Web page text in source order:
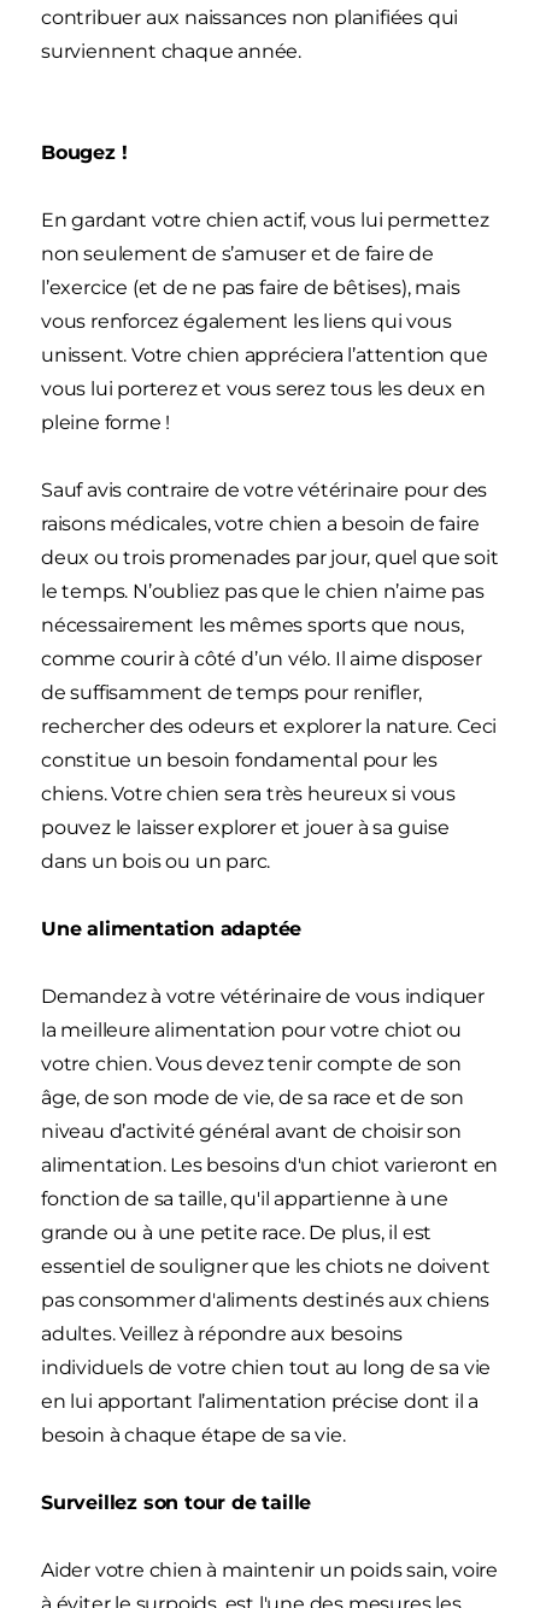
contribuer aux naissances non planifiées qui
surviennent chaque année.
Bougez !
En gardant votre chien actif, vous lui permettez
non seulement de s’amuser et de faire de
l’exercice (et de ne pas faire de bêtises), mais
vous renforcez également les liens qui vous
unissent. Votre chien appréciera l’attention que
vous lui porterez et vous serez tous les deux en
pleine forme !
Sauf avis contraire de votre vétérinaire pour des
raisons médicales, votre chien a besoin de faire
deux ou trois promenades par jour, quel que soit
le temps. N’oubliez pas que le chien n’aime pas
nécessairement les mêmes sports que nous,
comme courir à côté d’un vélo. Il aime disposer
de suffisamment de temps pour renifler,
rechercher des odeurs et explorer la nature. Ceci
constitue un besoin fondamental pour les
chiens. Votre chien sera très heureux si vous
pouvez le laisser explorer et jouer à sa guise
dans un bois ou un parc.
Une alimentation adaptée
Demandez à votre vétérinaire de vous indiquer
la meilleure alimentation pour votre chiot ou
votre chien. Vous devez tenir compte de son
âge, de son mode de vie, de sa race et de son
niveau d’activité général avant de choisir son
alimentation. Les besoins d'un chiot varieront en
fonction de sa taille, qu'il appartienne à une
grande ou à une petite race. De plus, il est
essentiel de souligner que les chiots ne doivent
pas consommer d'aliments destinés aux chiens
adultes. Veillez à répondre aux besoins
individuels de votre chien tout au long de sa vie
en lui apportant l’alimentation précise dont il a
besoin à chaque étape de sa vie.
Surveillez son tour de taille
Aider votre chien à maintenir un poids sain, voire